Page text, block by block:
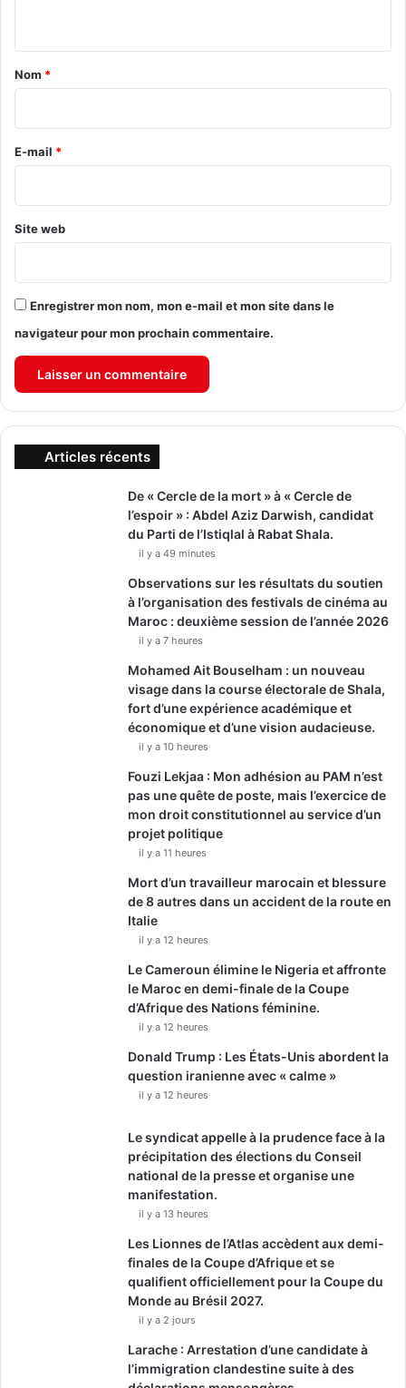
a
r
e
Nom *
E-mail *
Site web
Enregistrer mon nom, mon e-mail et mon site dans le
navigateur pour mon prochain commentaire.
Articles récents
De « Cercle de la mort » à « Cercle de
l’espoir » : Abdel Aziz Darwish, candidat
du Parti de l’Istiqlal à Rabat Shala.
il y a 49 minutes
Observations sur les résultats du soutien
à l’organisation des festivals de cinéma au
Maroc : deuxième session de l’année 2026
il y a 7 heures
Mohamed Ait Bouselham : un nouveau
visage dans la course électorale de Shala,
fort d’une expérience académique et
économique et d’une vision audacieuse.
il y a 10 heures
Fouzi Lekjaa : Mon adhésion au PAM n’est
pas une quête de poste, mais l’exercice de
mon droit constitutionnel au service d’un
projet politique
il y a 11 heures
Mort d’un travailleur marocain et blessure
de 8 autres dans un accident de la route en
Italie
il y a 12 heures
Le Cameroun élimine le Nigeria et affronte
le Maroc en demi-finale de la Coupe
d’Afrique des Nations féminine.
il y a 12 heures
Donald Trump : Les États-Unis abordent la
question iranienne avec « calme »
il y a 12 heures
Le syndicat appelle à la prudence face à la
précipitation des élections du Conseil
national de la presse et organise une
manifestation.
il y a 13 heures
Les Lionnes de l’Atlas accèdent aux demi-
finales de la Coupe d’Afrique et se
qualifient officiellement pour la Coupe du
Monde au Brésil 2027.
il y a 2 jours
Larache : Arrestation d’une candidate à
l’immigration clandestine suite à des